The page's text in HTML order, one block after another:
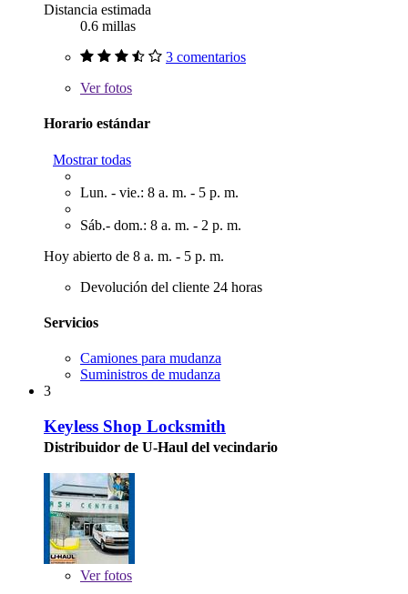
Distancia estimada
0.6 millas
3 comentarios
Verfotos
Horario estándar
Mostrar todas
Lun. - vie.: 8 a. m. - 5 p. m.
Sáb.- dom.: 8 a. m. - 2 p. m.
Hoy abierto de 8 a. m. - 5 p. m.
Devolución del cliente 24 horas
Servicios
Camiones para mudanza
Suministros de mudanza
3
Keyless Shop Locksmith
Distribuidor de U-Haul del vecindario
Verfotos